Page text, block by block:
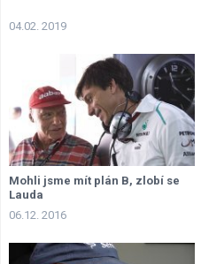
04.02. 2019
Mohli jsme mít plán B, zlobí se
Lauda
06.12. 2016